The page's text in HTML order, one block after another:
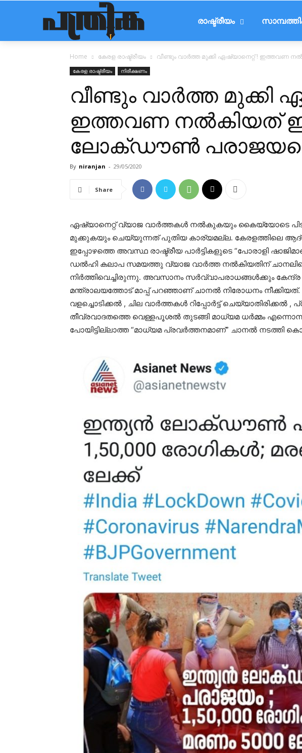
രാഷ്ട്രീയം
Home കേരള രാഷ്ട്രീയം വീണ്ടും വാർത്ത മുക്കി ഏഷ്യാനെറ്റ് !
കേരള രാഷ്ട്രീയം നിരീക്ഷണം
വീണ്ടും വാർത്ത മുക്കി
ഇത്തവണ നൽകിയത്
ലോക്ഡൗൺ
By niranjan - 29/05/2020
Share
ഏഷ്യാനെറ്റ് വ്യാജ വാർത്തകൾ നൽകുകയും കൈയ്യോടെ
മുക്കുകയും ചെയ്യുന്നത് പുതിയ കാര്യമല്ല. കേരളത്തിലെ
ഇപ്പോഴത്തെ അവസ്ഥ രാഷ്ട്രീയ പാർട്ടികളുടെ “പോരാളി
ഡൽഹി കലാപ സമയത്തു വ്യാജ വാർത്ത നൽകിയതിന്
നിർത്തിവെച്ചിരുന്നു. അവസാനം സർവ്വാപരാധങ്ങൾക്കും
മന്ത്രാലയത്തോട് മാപ്പ് പറഞ്ഞാണ് ചാനൽ നിരോധനം
വളച്ചൊടിക്കൽ , ചില വാർത്തകൾ റിപ്പോർട്ട് ചെയ്യാതിരിക്കൽ
തീവ്രവാദതത്തെ വെള്ളപൂശൽ തുടങ്ങി മാധ്യമ ധർമ്മം
പോയിട്ടില്ലാത്ത “മാധ്യമ പ്രവർത്തനമാണ്” ചാനൽ നടത്തി